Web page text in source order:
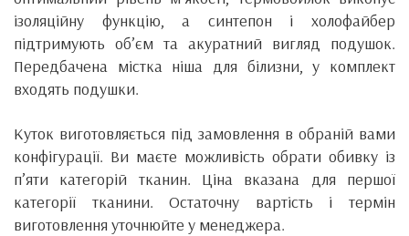
ізоляційну функцію, а синтепон і холофайбер
підтримують об’єм та акуратний вигляд подушок.
Передбачена містка ніша для білизни, у комплект
входять подушки.
Куток виготовляється під замовлення в обраній вами
конфігурації. Ви маєте можливість обрати обивку із
п’яти категорій тканин. Ціна вказана для першої
категорії тканини. Остаточну вартість і термін
виготовлення уточнюйте у менеджера.